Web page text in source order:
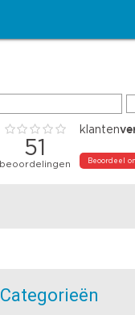
Categorieën